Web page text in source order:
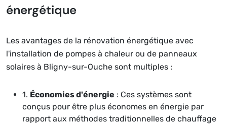
énergétique
Les avantages de la rénovation énergétique avec
l'installation de pompes à chaleur ou de panneaux
solaires à Bligny-sur-Ouche sont multiples :
1. Économies d'énergie : Ces systèmes sont
conçus pour être plus économes en énergie par
rapport aux méthodes traditionnelles de chauffage